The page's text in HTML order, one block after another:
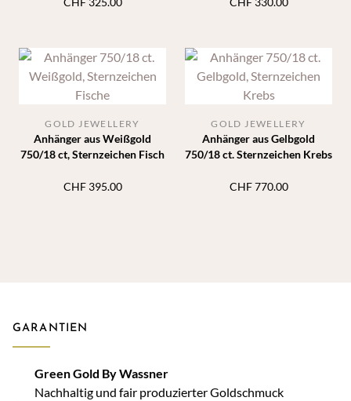
Anhänger aus Weißgold
750/18 ct, Sternzeichen Fisch
GOLD JEWELLERY
CHF395.00
Anhänger aus Gelbgold
750/18 ct. Sternzeichen Krebs
GOLD JEWELLERY
CHF770.00
GARANTIEN
Green Gold By Wassner
Nachhaltig und fair produzierter Goldschmuck